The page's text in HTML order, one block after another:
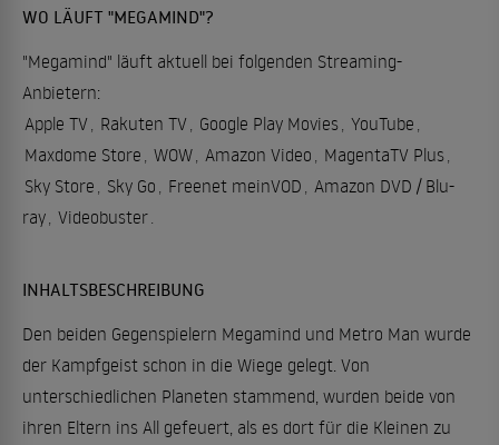
WO LÄUFT "MEGAMIND"?
"Megamind" läuft aktuell bei folgenden Streaming-
Anbietern:
Apple TV Rakuten TV Google Play Movies YouTube
Maxdome Store WOW Amazon Video MagentaTV Plus
Sky Store
Sky Go Freenet meinVOD
Amazon DVD / Blu-
ray Videobuster
INHALTSBESCHREIBUNG
Den beiden Gegenspielern Megamind und Metro Man wurde
der Kampfgeist schon in die Wiege gelegt. Von
unterschiedlichen Planeten stammend, wurden beide von
ihren Eltern ins All gefeuert, als es dort für die Kleinen zu